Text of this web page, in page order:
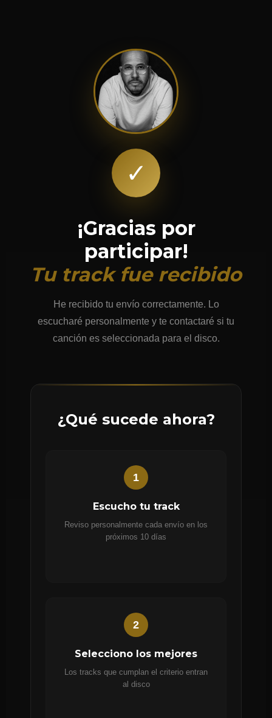
✓
¡Gracias por
participar!
Tu track fue recibido
He recibido tu envío correctamente. Lo
escucharé personalmente y te contactaré si tu
canción es seleccionada para el disco.
¿Qué sucede ahora?
1
Escucho tu track
Reviso personalmente cada envío en los
próximos 10 días
2
Selecciono los mejores
Los tracks que cumplan el criterio entran
al disco